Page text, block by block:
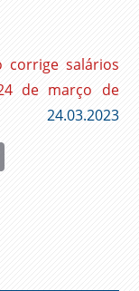
corrige salários
de março de
24.03.2023
Copy